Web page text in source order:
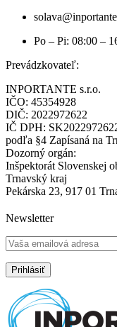
Po – Pi: 08:00 –
Prevádzkovateľ:
INPORTANTE s.r.o.
IČO: 45354928
DIČ: 2022972622
IČ DPH:
podľa §4 Zapísaná na
Dozorný orgán:
Inšpektorát Slovenskej
Trnavský kraj
Pekárska 23, 917 01
Newsletter